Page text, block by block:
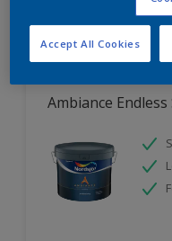
Sammenligne
Ambiance
Accept All Cookies